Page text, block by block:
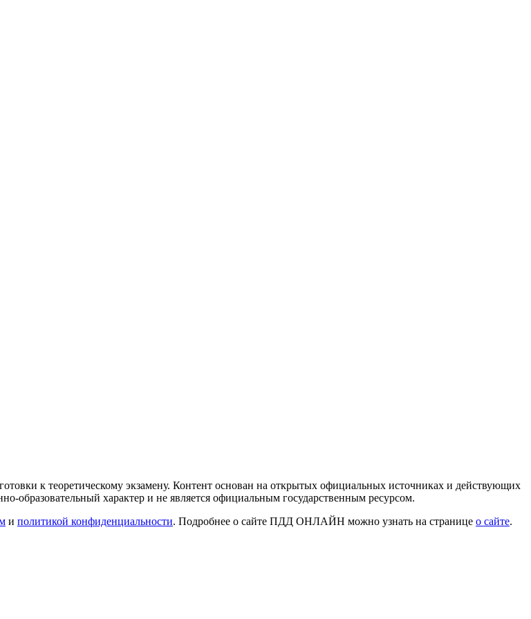
к теоретическому экзамену. Контент основан на открытых официальных источниках и действующих
характер и не является официальным государственным ресурсом.
и политикой конфиденциальности. Подробнее о сайте ПДД ОНЛАЙН можно узнать на странице о сайте.